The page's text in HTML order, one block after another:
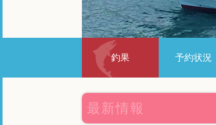
釣果 予約状況
最新情報